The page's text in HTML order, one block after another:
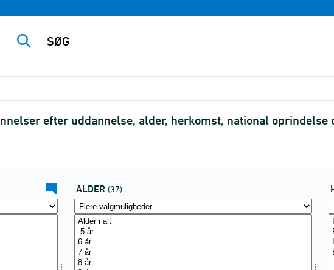
efter uddannelse, alder, herkomst, national oprindelse
ALDER (37)